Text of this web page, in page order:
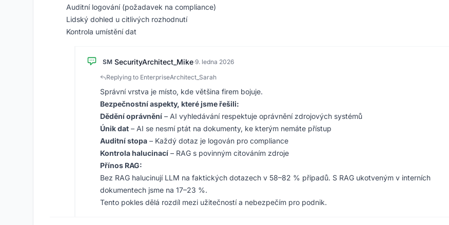
Auditní logování (požadavek na compliance)
Lidský dohled u citlivých rozhodnutí
Kontrola umístění dat
SM SecurityArchitect_Mike·9. ledna 2026
Replying to EnterpriseArchitect_Sarah
Správní vrstva je místo, kde většina firem bojuje.
Bezpečnostní aspekty, které jsme řešili:
Dědění oprávnění – AI vyhledávání respektuje oprávnění zdrojových systémů
Únik dat – AI se nesmí ptát na dokumenty, ke kterým nemáte přístup
Auditní stopa – Každý dotaz je logován pro compliance
Kontrola halucinací – RAG s povinným citováním zdroje
Přínos RAG:
Bez RAG halucinují LLM na faktických dotazech v 58–82 % případů. S RAG ukotveným v interních
dokumentech jsme na 17–23 %.
Tento pokles dělá rozdíl mezi užitečností a nebezpečím pro podnik.